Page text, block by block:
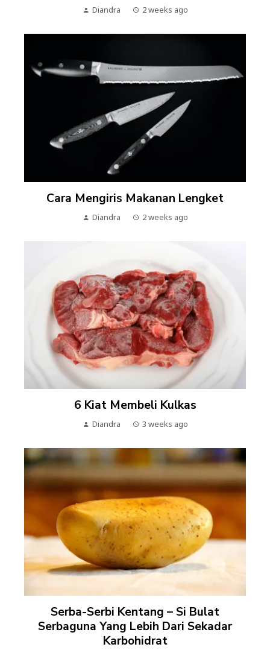
Diandra 2 weeks ago
Cara Mengiris Makanan Lengket
Diandra 2 weeks ago
6 Kiat Membeli Kulkas
Diandra 3 weeks ago
Serba-Serbi Kentang – Si Bulat
Serbaguna Yang Lebih Dari Sekadar
Karbohidrat